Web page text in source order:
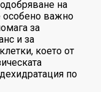
на
особено важно
за
и за
което от
по